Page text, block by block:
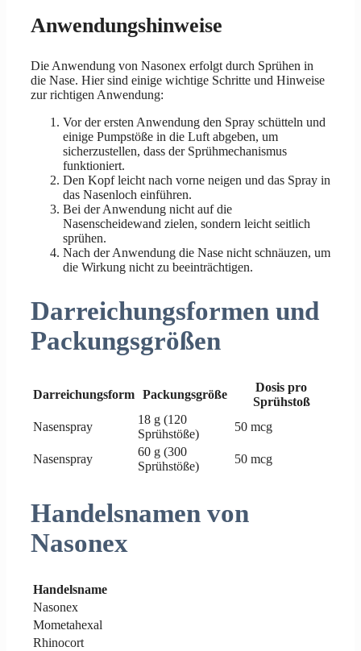
Anwendungshinweise
Die Anwendung von Nasonex erfolgt durch Sprühen in
die Nase. Hier sind einige wichtige Schritte und Hinweise
zur richtigen Anwendung:
Vor der ersten Anwendung den Spray schütteln und
einige Pumpstöße in die Luft abgeben, um
sicherzustellen, dass der Sprühmechanismus
funktioniert.
Den Kopf leicht nach vorne neigen und das Spray in
das Nasenloch einführen.
Bei der Anwendung nicht auf die
Nasenscheidewand zielen, sondern leicht seitlich
sprühen.
Nach der Anwendung die Nase nicht schnäuzen, um
die Wirkung nicht zu beeinträchtigen.
Darreichungsformen und
Packungsgrößen
Darreichungsform Packungsgröße
Dosis pro
Sprühstoß
Nasenspray
18 g (120
Sprühstöße)
50 mcg
Nasenspray
60 g (300
Sprühstöße)
50 mcg
Handelsnamen von
Nasonex
Handelsname
Nasonex
Mometahexal
Rhinocort